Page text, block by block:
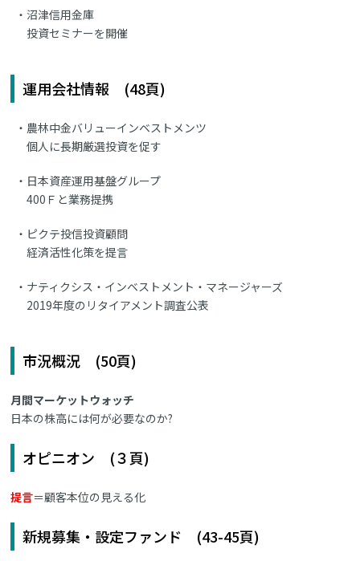
沼津信用金庫
投資セミナーを開催
運用会社情報 (48頁)
農林中金バリューインベストメンツ
個人に長期厳選投資を促す
日本資産運用基盤グループ
400Ｆと業務提携
ピクテ投信投資顧問
経済活性化策を提言
ナティクシス・インベストメント・マネージャーズ
2019年度のリタイアメント調査公表
市況概況 (50頁)
月間マーケットウォッチ
日本の株高には何が必要なのか?
オピニオン (３頁)
提言＝顧客本位の見える化
新規募集・設定ファンド (43-45頁)